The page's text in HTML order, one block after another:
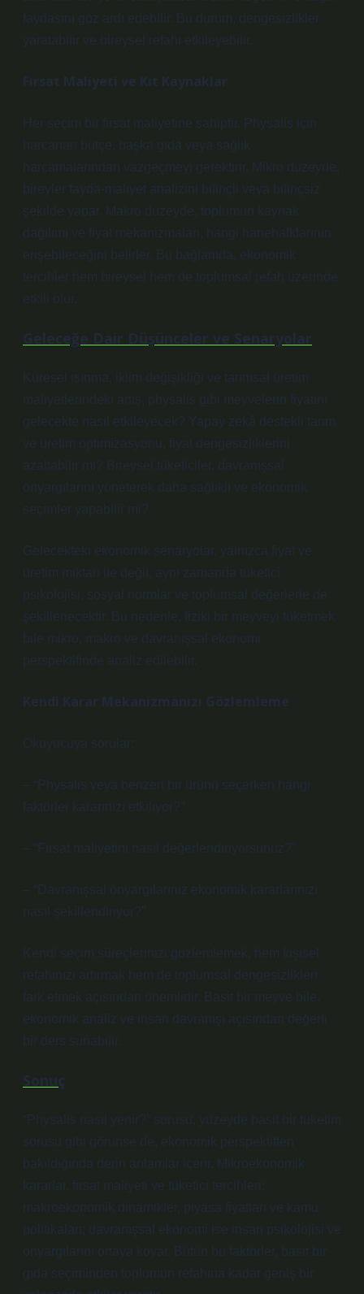
faydasını göz ardı edebilir. Bu durum, dengesizlikler
yaratabilir ve bireysel refahı etkileyebilir.
Fırsat Maliyeti ve Kıt Kaynaklar
Her seçim bir fırsat maliyetine sahiptir. Physalis için
harcanan bütçe, başka gıda veya sağlık
harcamalarından vazgeçmeyi gerektirir. Mikro düzeyde,
bireyler fayda-maliyet analizini bilinçli veya bilinçsiz
şekilde yapar. Makro düzeyde, toplumun kaynak
dağılımı ve fiyat mekanizmaları, hangi hanehalklarının
erişebileceğini belirler. Bu bağlamda, ekonomik
tercihler hem bireysel hem de toplumsal refah üzerinde
etkili olur.
Geleceğe Dair Düşünceler ve Senaryolar
Küresel ısınma, iklim değişikliği ve tarımsal üretim
maliyetlerindeki artış, physalis gibi meyvelerin fiyatını
gelecekte nasıl etkileyecek? Yapay zekâ destekli tarım
ve üretim optimizasyonu, fiyat dengesizliklerini
azaltabilir mi? Bireysel tüketiciler, davranışsal
önyargılarını yöneterek daha sağlıklı ve ekonomik
seçimler yapabilir mi?
Gelecekteki ekonomik senaryolar, yalnızca fiyat ve
üretim miktarı ile değil, aynı zamanda tüketici
psikolojisi, sosyal normlar ve toplumsal değerlerle de
şekillenecektir. Bu nedenle, fiziki bir meyveyi tüketmek
bile mikro, makro ve davranışsal ekonomi
perspektifinde analiz edilebilir.
Kendi Karar Mekanizmanızı Gözlemleme
Okuyucuya sorular:
– “Physalis veya benzeri bir ürünü seçerken hangi
faktörler kararınızı etkiliyor?”
– “Fırsat maliyetini nasıl değerlendiriyorsunuz?”
– “Davranışsal önyargılarınız ekonomik kararlarınızı
nasıl şekillendiriyor?”
Kendi seçim süreçlerinizi gözlemlemek, hem kişisel
refahınızı artırmak hem de toplumsal dengesizlikleri
fark etmek açısından önemlidir. Basit bir meyve bile,
ekonomik analiz ve insan davranışı açısından değerli
bir ders sunabilir.
Sonuç
“Physalis nasıl yenir?” sorusu, yüzeyde basit bir tüketim
sorusu gibi görünse de, ekonomik perspektiften
bakıldığında derin anlamlar içerir. Mikroekonomik
kararlar, fırsat maliyeti ve tüketici tercihleri;
makroekonomik dinamikler, piyasa fiyatları ve kamu
politikaları; davranışsal ekonomi ise insan psikolojisi ve
önyargılarını ortaya koyar. Bütün bu faktörler, basit bir
gıda seçiminden toplumun refahına kadar geniş bir